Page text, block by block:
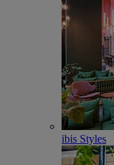
ibis Styles